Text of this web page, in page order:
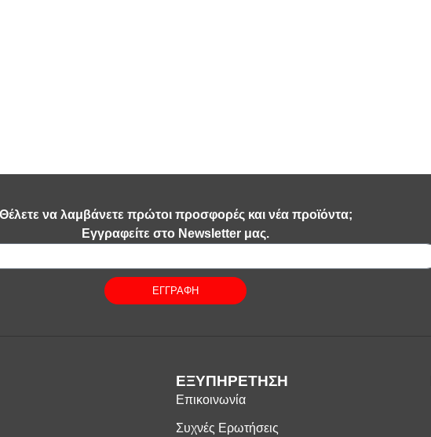
Θέλετε να λαμβάνετε πρώτοι προσφορές και νέα προϊόντα;
Εγγραφείτε στο Newsletter μας.
ΕΓΓΡΑΦΗ
ΕΞΥΠΗΡΕΤΗΣΗ
Επικοινωνία
Συχνές Ερωτήσεις